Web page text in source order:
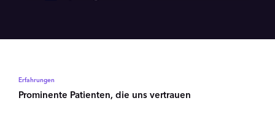
Erfahrungen
Prominente Patienten, die uns vertrauen